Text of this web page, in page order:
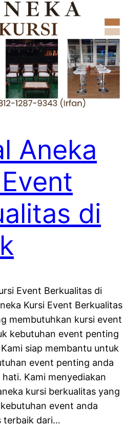
Aneka
di
Event Berkualitas di
Kursi Event Berkualitas
membutuhkan kursi event
kebutuhan event penting
siap membantu untuk
event penting anda
Kami menyediakan
kursi berkualitas yang
event anda
terbaik dari…